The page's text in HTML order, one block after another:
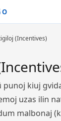
(Incentives)
punoj kiuj
uzas ilin
malbonaj